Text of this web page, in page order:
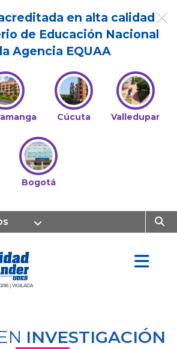
en alta calidad
de Educación Nacional
Agencia EQUAA
Cúcuta Valledupar
Bogotá
96 | VIGILADA
INVESTIGACIÓN